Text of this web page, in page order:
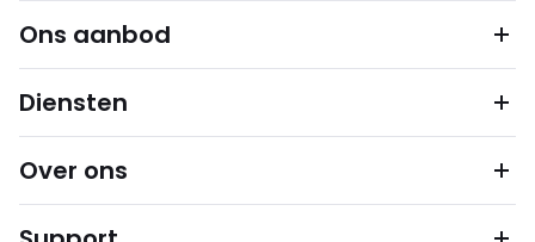
Ons aanbod
Diensten
Over ons